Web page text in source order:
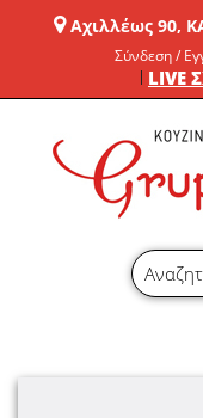
Αχιλλέως 90,
Σύνδεση /
LIVE